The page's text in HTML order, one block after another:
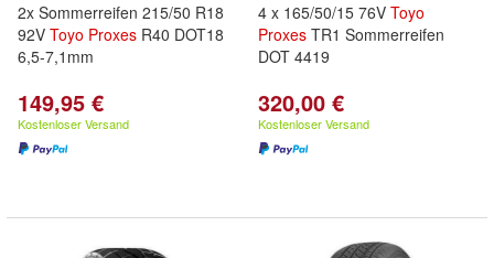
2x Sommerreifen 215/50 R18
92V Toyo Proxes R40 DOT18
6,5-7,1mm
149,95 €
Kostenloser Versand
4 x 165/50/15 76V Toyo
Proxes TR1 Sommerreifen
DOT 4419
320,00 €
Kostenloser Versand